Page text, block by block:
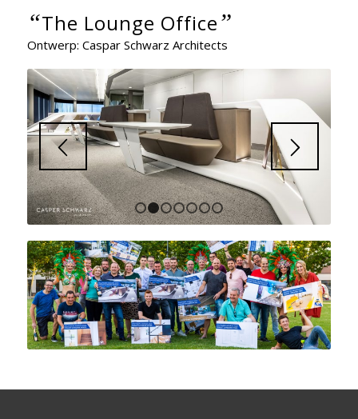
“The Lounge Office”
Ontwerp: Caspar Schwarz Architects
1 2 3 4 5 6